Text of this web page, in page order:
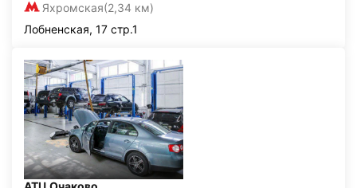
Яхромская(2,34 км)
Лобненская, 17 стр.1